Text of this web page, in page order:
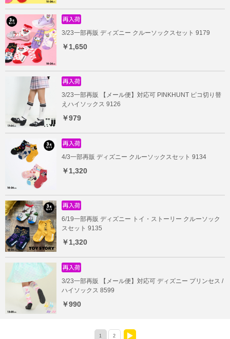
3/23一部再販 ディズニー クルーソックスセット 9179
￥1,650
3/23一部再販 【メール便】対応可 PINKHUNT ピコ切り替
えハイソックス 9126
￥979
4/3一部再販 ディズニー クルーソックスセット 9134
￥1,320
6/19一部再販 ディズニー トイ・ストーリー クルーソック
スセット 9135
￥1,320
3/23一部再販 【メール便】対応可 ディズニー プリンセス /
ハイソックス 8599
￥990
1 2